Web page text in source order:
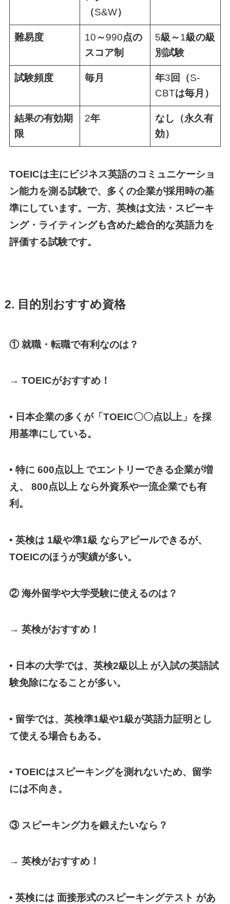
（S&W）
難易度 10 ～990点の
スコア制
5級～1級の級
別試験
試験頻度 毎月 年3回（S-
CBTは毎月）
結果の有効期
限
2年
なし（永久有
効）
TOEICは主にビジネス英語のコミュニケーショ
ン能力を測る試験で、多くの企業が採用時の基
準にしています。一方、英検は文法・スピーキ
ング・ライティングも含めた総合的な英語力を
評価する試験です。
2. 目的別おすすめ資格
① 就職・転職で有利なのは？
→ TOEICがおすすめ！
• 日本企業の多くが「TOEIC〇〇点以上」を採
用基準にしている。
• 特に 600点以上 でエントリーできる企業が増
え、 800点以上 なら外資系や一流企業でも有
利。
• 英検は 1級や準1級 ならアピールできるが、
TOEICのほうが実績が多い。
② 海外留学や大学受験に使えるのは？
→ 英検がおすすめ！
• 日本の大学では、英検2級以上 が入試の英語試
験免除になることが多い。
• 留学では、英検準1級や1級が英語力証明とし
て使える場合もある。
• TOEICはスピーキングを測れないため、留学
には不向き。
③ スピーキング力を鍛えたいなら？
→ 英検がおすすめ！
• 英検には 面接形式のスピーキングテスト があ